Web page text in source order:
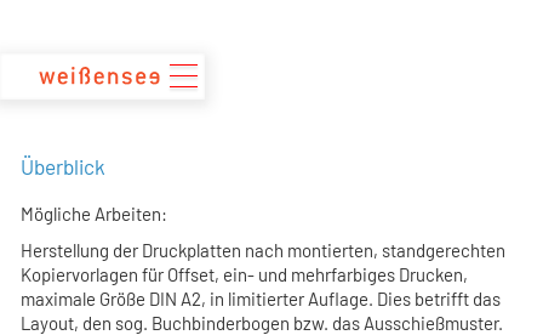
Überblick
Mögliche Arbeiten:
Herstellung der Druckplatten nach montierten, standgerechten
Kopiervorlagen für Offset, ein- und mehrfarbiges Drucken,
maximale Größe DIN A2, in limitierter Auflage. Dies betrifft das
Layout, den sog. Buchbinderbogen bzw. das Ausschießmuster.